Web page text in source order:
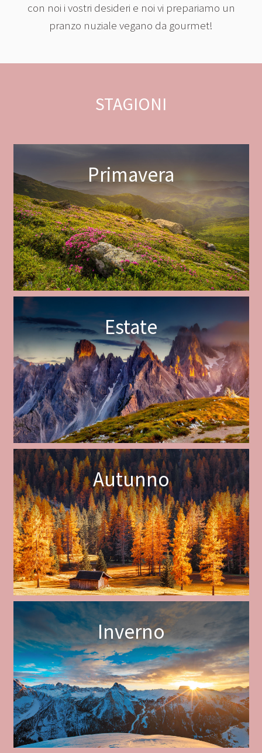
con noi i vostri desideri e noi vi prepariamo un
pranzo nuziale vegano da gourmet!
STAGIONI
Primavera
Estate
Autunno
Inverno